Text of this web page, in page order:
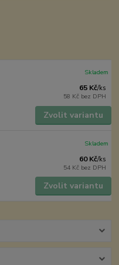
65 Kč/ks
58 Kč bez DPH
Skladem
Zvolit variantu
60 Kč/ks
54 Kč bez DPH
Skladem
Zvolit variantu